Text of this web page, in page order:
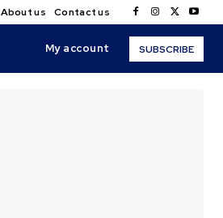
About us Contact us
My account SUBSCRIBE